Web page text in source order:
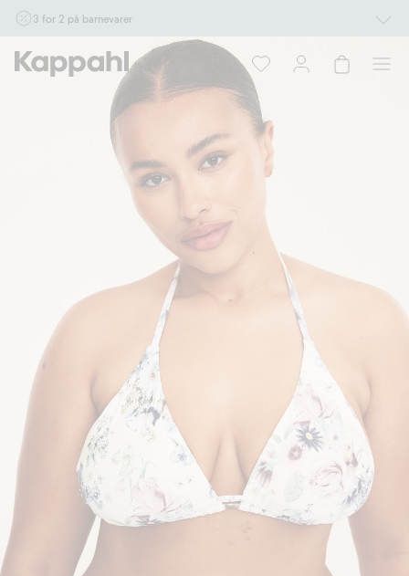
3 for 2 på barnevarer
Ikke Newbie. Gjelder når du handler 2 eller flere varer som inngår i tilbudet tom.
17/8 i butikk & online for deg som er eller blir medlem. Kan ikke kombineres med
andre tilbud eller rabatter.